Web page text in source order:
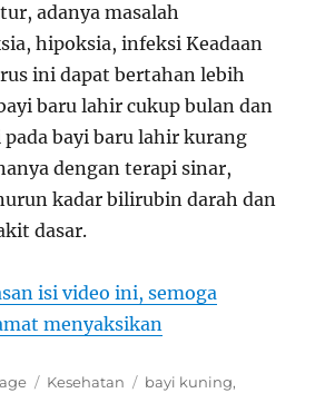
adanya masalah
hipoksia, infeksi Keadaan
ini dapat bertahan lebih
baru lahir cukup bulan dan
bayi baru lahir kurang
dengan terapi sinar,
kadar bilirubin darah dan
dasar.
isi video ini, semoga
menyaksikan
Categories
Kesehatan Tags
bayi kuning,